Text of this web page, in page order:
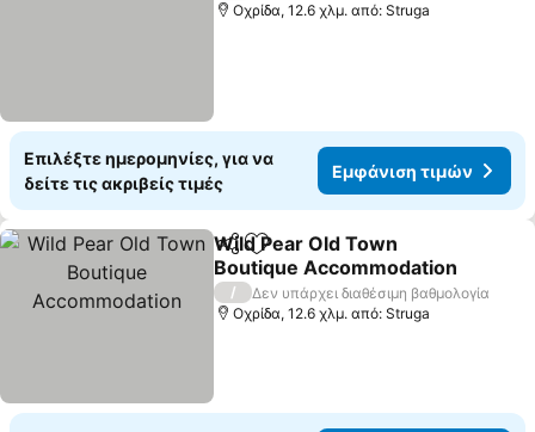
Οχρίδα, 12.6 χλμ. από: Struga
Επιλέξτε ημερομηνίες, για να
δείτε τις ακριβείς τιμές
Εμφάνιση τιμών
Κοινοποίηση
Προσθήκη στα αγαπημένα
Wild Pear Old Town
Boutique Accommodation
Εμφάνιση τιμών
/
Δεν υπάρχει διαθέσιμη βαθμολογία
Οχρίδα, 12.6 χλμ. από: Struga